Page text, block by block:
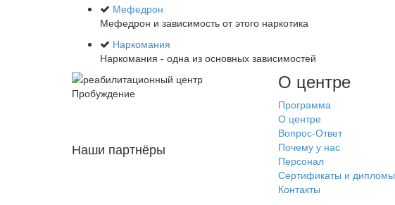
Мефедрон
Мефедрон и зависимость от этого наркотика
Наркомания
Наркомания - одна из основных зависимостей
Наши партнёры
О центре
Программа
О центре
Вопрос-Ответ
Почему у нас
Персонал
Сертификаты и дипломы
Контакты